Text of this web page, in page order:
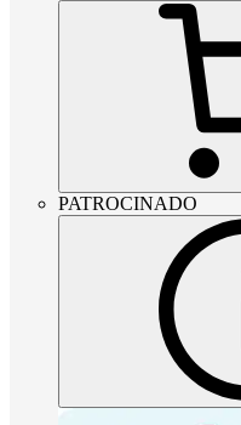
PATROCINADO